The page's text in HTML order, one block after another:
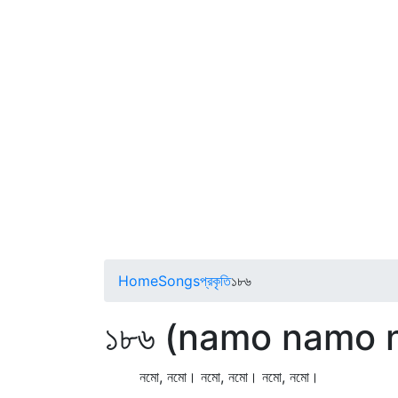
HomeSongsপ্রকৃতি১৮৬
১৮৬ (namo namo
নমো, নমো। নমো, নমো। নমো, নমো।